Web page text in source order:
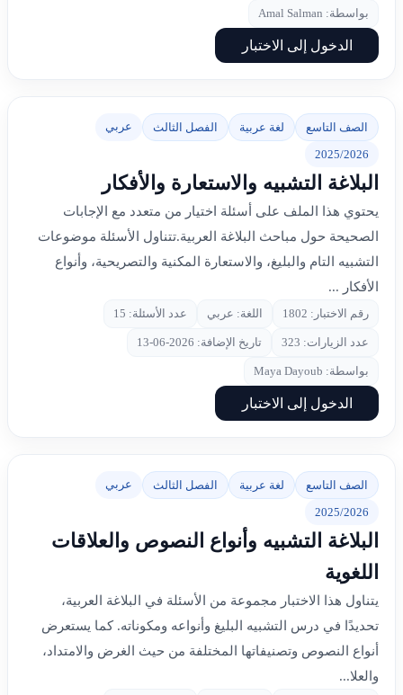
بواسطة: Amal Salman
الدخول إلى الاختبار
الصف التاسع لغة عربية الفصل الثالث عربي
2025/2026
البلاغة التشبيه والاستعارة والأفكار
يحتوي هذا الملف على أسئلة اختيار من متعدد مع الإجابات
الصحيحة حول مباحث البلاغة العربية.تتناول الأسئلة موضوعات
التشبيه التام والبليغ، والاستعارة المكنية والتصريحية، وأنواع
الأفكار ...
رقم الاختبار: 1802 اللغة: عربي عدد الأسئلة: 15
عدد الزيارات: 323 تاريخ الإضافة: 2026-06-13
بواسطة: Maya Dayoub
الدخول إلى الاختبار
الصف التاسع لغة عربية الفصل الثالث عربي
2025/2026
البلاغة التشبيه وأنواع النصوص والعلاقات
اللغوية
يتناول هذا الاختبار مجموعة من الأسئلة في البلاغة العربية،
تحديدًا في درس التشبيه البليغ وأنواعه ومكوناته. كما يستعرض
أنواع النصوص وتصنيفاتها المختلفة من حيث الغرض والامتداد،
والعلا...